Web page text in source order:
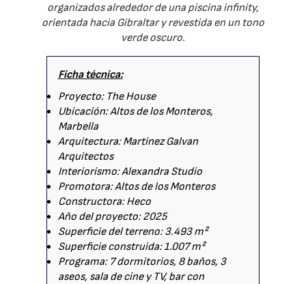
organizados alrededor de una piscina infinity,
orientada hacia Gibraltar y revestida en un tono
verde oscuro.
Ficha técnica:
Proyecto: The House
Ubicación: Altos de los Monteros,
Marbella
Arquitectura: Martinez Galvan
Arquitectos
Interiorismo: Alexandra Studio
Promotora: Altos de los Monteros
Constructora: Heco
Año del proyecto: 2025
Superficie del terreno: 3.493 m²
Superficie construida: 1.007 m²
Programa: 7 dormitorios, 8 baños, 3
aseos, sala de cine y TV, bar con